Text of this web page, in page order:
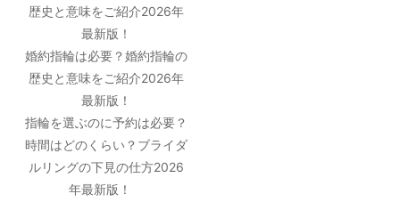
歴史と意味をご紹介2026年
最新版！
婚約指輪は必要？婚約指輪の
歴史と意味をご紹介2026年
最新版！
指輪を選ぶのに予約は必要？
時間はどのくらい？ブライダ
ルリングの下見の仕方2026
年最新版！